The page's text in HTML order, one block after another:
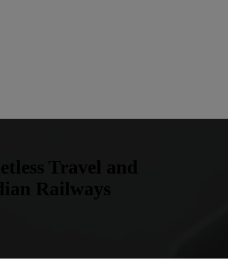
Travel and
Railways